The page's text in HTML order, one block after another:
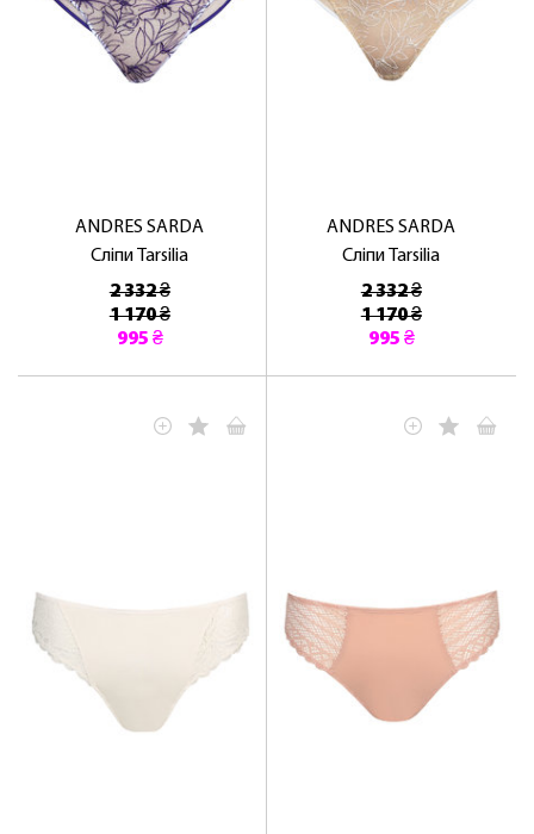
ANDRES SARDA
Сліпи Tarsilia
2 332 ₴
1 170 ₴
995 ₴
ANDRES SARDA
Сліпи Tarsilia
2 332 ₴
1 170 ₴
995 ₴